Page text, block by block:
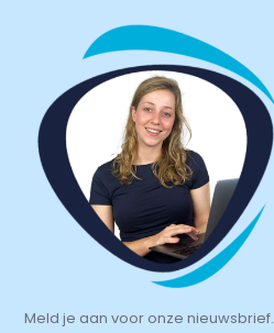
Meld je aan voor onze nieuwsbrief.